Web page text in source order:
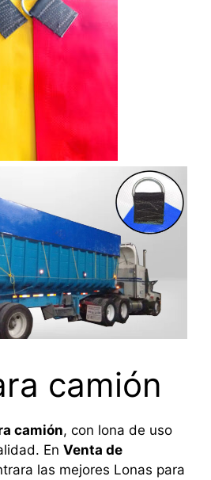
camión
camión, con lona de uso
En Venta de
las mejores Lonas para